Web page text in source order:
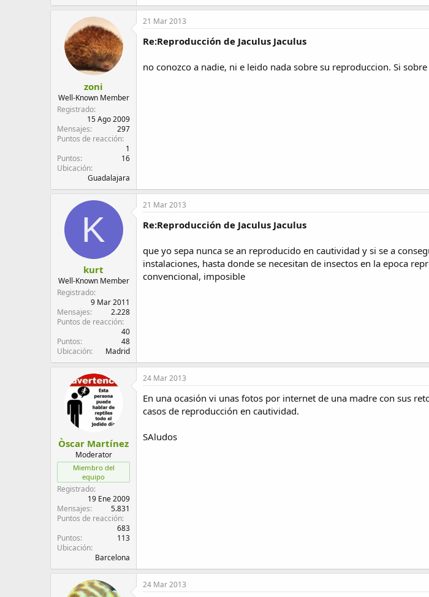
zoni
Well-Known Member
Registrado
15 Ago 2009
Mensajes
297
Puntos de reacción
1
Puntos
16
Ubicación
Guadalajara
21 Mar 2013
Re:Reproducción de Jaculus Jaculus
no conozco a nadie, ni e leido nada sobre su reproduccion. Si
K
kurt
Well-Known Member
Registrado
9 Mar 2011
Mensajes
2.228
Puntos de reacción
40
Puntos
48
Ubicación
Madrid
21 Mar 2013
Re:Reproducción de Jaculus Jaculus
que yo sepa nunca se an reproducido en cautividad y si se a
instalaciones, hasta donde se necesitan de insectos en la epoca
convencional, imposible
Òscar Martínez
Moderator
Miembro del
equipo
Registrado
19 Ene 2009
Mensajes
5.831
Puntos de reacción
683
Puntos
113
Ubicación
Barcelona
24 Mar 2013
En una ocasión vi unas fotos por internet de una madre con sus
casos de reproducción en cautividad.
SAludos
24 Mar 2013